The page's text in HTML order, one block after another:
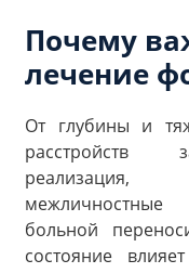
Почему
лечение
От глубины и
расстройств
реализация,
больной
состояние